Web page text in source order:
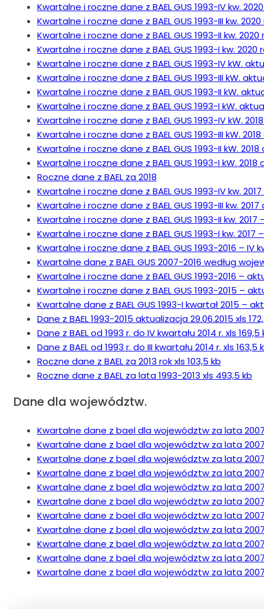
Kwartalne i roczne dane z BAEL GUS 1993-IV kw.
Kwartalne i roczne dane z BAEL GUS 1993-III kw.
Kwartalne i roczne dane z BAEL GUS 1993-II kw.
Kwartalne i roczne dane z BAEL GUS 1993-I kw.
Kwartalne i roczne dane z BAEL GUS 1993-IV kW.
Kwartalne i roczne dane z BAEL GUS 1993-III kW.
Kwartalne i roczne dane z BAEL GUS 1993-II kW.
Kwartalne i roczne dane z BAEL GUS 1993-I kW.
Kwartalne i roczne dane z BAEL GUS 1993-IV kW.
Kwartalne i roczne dane z BAEL GUS 1993-III kW.
Kwartalne i roczne dane z BAEL GUS 1993-II kW.
Kwartalne i roczne dane z BAEL GUS 1993-I kW. 2018
Roczne dane z BAEL za 2018
Kwartalne i roczne dane z BAEL GUS 1993-IV kw.
Kwartalne i roczne dane z BAEL GUS 1993-III kw. 2017
Kwartalne i roczne dane z BAEL GUS 1993-II kw. 2017
Kwartalne i roczne dane z BAEL GUS 1993-I kw. 2017
Kwartalne i roczne dane z BAEL GUS 1993-2016 – IV
Kwartalne dane z BAEL GUS 2007-2016 według
Kwartalne i roczne dane z BAEL GUS 1993-2016 –
Kwartalne i roczne dane z BAEL GUS 1993-2015 –
Kwartalne dane z BAEL GUS 1993-I kwartał 2015 –
Dane z BAEL 1993-2015 aktualizacja 29.06.2015 xls
Dane z BAEL od 1993 r. do IV kwartału 2014 r. xls 169,5
Dane z BAEL od 1993 r. do III kwartału 2014 r. xls 163,5
Roczne dane z BAEL za 2013 rok xls 103,5 kb
Roczne dane z BAEL za lata 1993-2013 xls 493,5 kb
Dane dla województw.
Kwartalne dane z bael dla województw za lata
Kwartalne dane z bael dla województw za lata
Kwartalne dane z bael dla województw za lata
Kwartalne dane z bael dla województw za lata 2007
Kwartalne dane z bael dla województw za lata 2007
Kwartalne dane z bael dla województw za lata 2007
Kwartalne dane z bael dla województw za lata 2007
Kwartalne dane z bael dla województw za lata 2007
Kwartalne dane z bael dla województw za lata 2007
Kwartalne dane z bael dla województw za lata
Kwartalne dane z bael dla województw za lata